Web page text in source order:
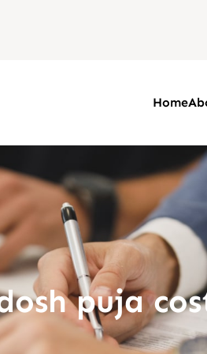
Home
puja